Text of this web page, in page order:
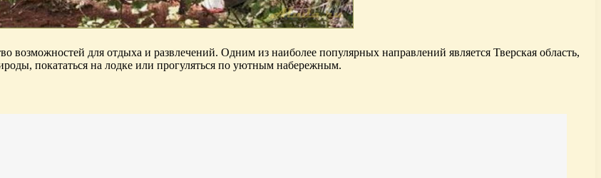
возможностей для отдыха и развлечений. Одним из наиболее популярных направлений является Тверская область,
покататься на лодке или прогуляться по уютным набережным.